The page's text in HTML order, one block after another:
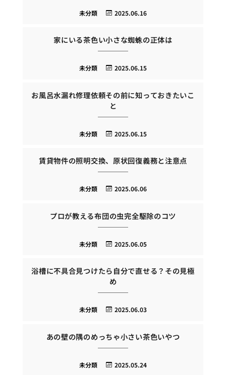
2025.06.16
未分類
家にいる茶色い小さな蜘蛛の正体は
2025.06.15
未分類
お風呂水漏れ修理依頼その前に知っておきたいこ
と
2025.06.15
未分類
賃貸物件の照明交換、原状回復義務と注意点
2025.06.06
未分類
プロが教える布団の虫完全駆除のコツ
2025.06.05
未分類
浴槽に不具合見つけたら自分で直せる？その見極
め
2025.06.03
未分類
あの壁の隅のめっちゃ小さい茶色いやつ
2025.05.24
未分類